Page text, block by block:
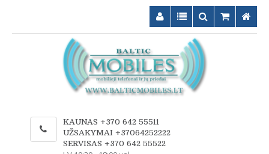
KAUNAS +370 642 55511
UŽSAKYMAI +37064252222
SERVISAS +370 642 55522